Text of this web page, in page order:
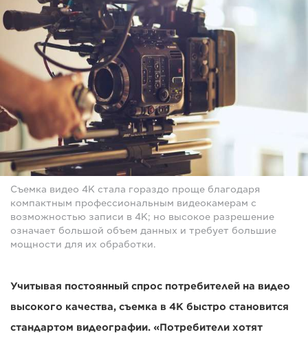
Съемка видео 4K стала гораздо проще благодаря
компактным профессиональным видеокамерам с
возможностью записи в 4K; но высокое разрешение
означает большой объем данных и требует большие
мощности для их обработки.
Учитывая постоянный спрос потребителей на видео
высокого качества, съемка в 4K быстро становится
стандартом видеографии. «Потребители хотят